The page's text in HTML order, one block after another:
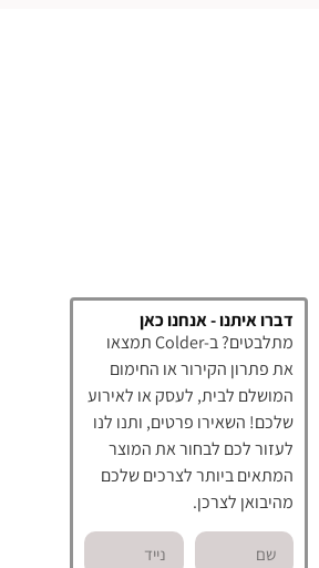
דברו איתנו - אנחנו כאן
מתלבטים? ב-Colder תמצאו
את פתרון הקירור או החימום
המושלם לבית, לעסק או לאירוע
שלכם! השאירו פרטים, ותנו לנו
לעזור לכם לבחור את המוצר
המתאים ביותר לצרכים שלכם
מהיבואן לצרכן.